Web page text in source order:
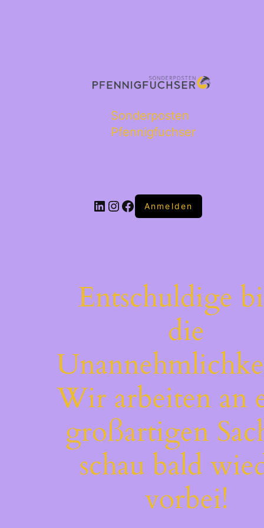
Sonderposten
Pfennigfuchser
Anmelden
Entschuldige
die
Wir arbeiten an
großartigen
schau bald
vorbei!